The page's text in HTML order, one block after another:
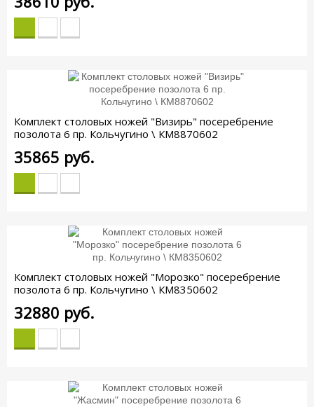
Комплект столовых ножей "Визирь" посеребрение
позолота 6 пр. Кольчугино \ КМ8870602
35865 руб.
Комплект столовых ножей "Морозко" посеребрение
позолота 6 пр. Кольчугино \ КМ8350602
32880 руб.